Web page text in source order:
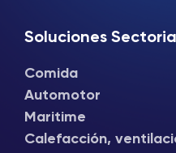
Soluciones
Comida
Automotor
Maritime
Calefacción,